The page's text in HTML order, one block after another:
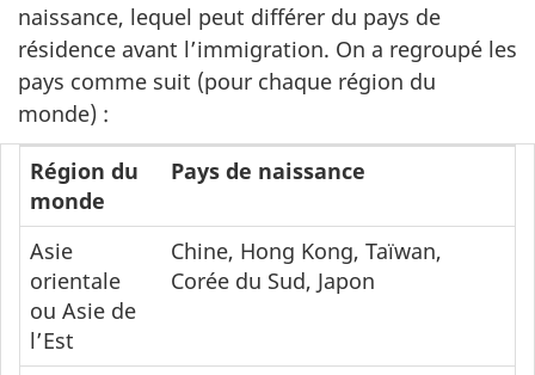
naissance, lequel peut différer du pays de
résidence avant l’immigration. On a regroupé les
pays comme suit (pour chaque région du
monde) :
Région du
monde
Pays de naissance
Asie
orientale
ou Asie de
l’Est
Chine, Hong Kong, Taïwan,
Corée du Sud, Japon